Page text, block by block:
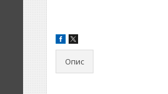
Опис